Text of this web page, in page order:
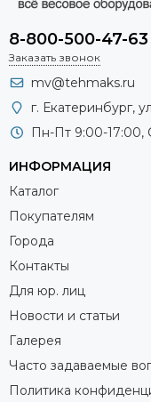
8-800-500-47-63
Заказать звонок
mv@tehmaks.ru
г. Екатеринбург,
Пн-Пт 9:00-17:00,
ИНФОРМАЦИЯ
Каталог
Покупателям
Города
Контакты
Для юр. лиц
Новости и статьи
Галерея
Часто задаваемые
Политика